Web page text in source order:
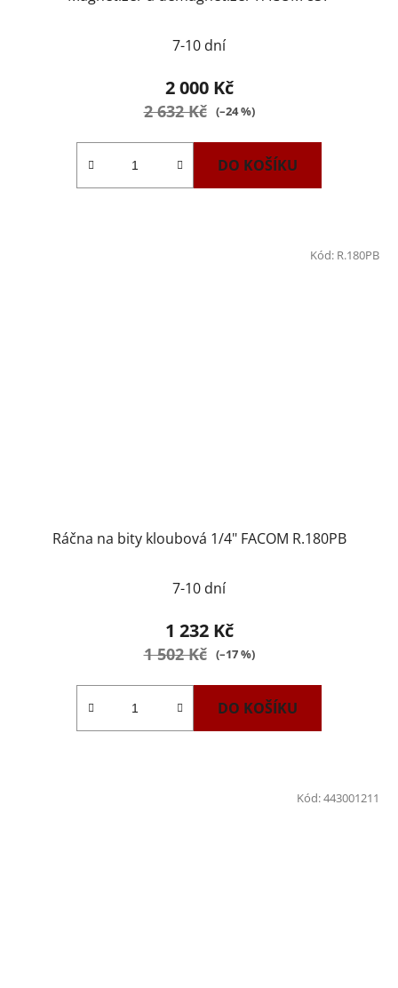
7-10 dní
2 000 Kč
2 632 Kč (–24 %)
DO KOŠÍKU
Ráčna na bity kloubová 1/4" FACOM R.180PB
hodnocení
produktu
je
7-10 dní
1 232 Kč
1 502 Kč (–17 %)
DO KOŠÍKU
Kód: R.180PB
Kód:443001211